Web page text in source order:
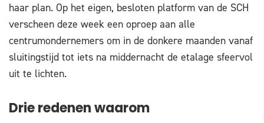
haar plan. Op het eigen, besloten platform van de SCH
verscheen deze week een oproep aan alle
centrumondernemers om in de donkere maanden vanaf
sluitingstijd tot iets na middernacht de etalage sfeervol
uit te lichten.
Drie redenen waarom